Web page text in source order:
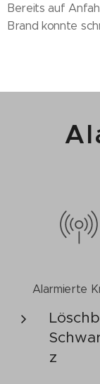
Bereits auf
Brand konnte
Alarmierte
z